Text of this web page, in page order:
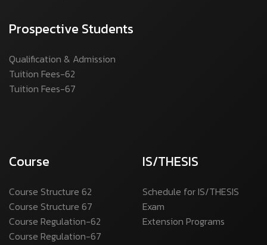
Prospective Students
Qualification & Admission
Tuition Fees-62
Tuition Fees-67
Course
Course Structure 62
Course Structure 67
Course Regulation-62
Course Regulation-67
IS/THESIS
Schedule for IS/THESIS
Exam
Extension Programs